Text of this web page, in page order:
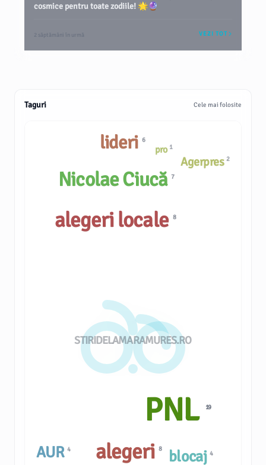
cosmice pentru toate zodiile! 🌟🔮
2 săptămâni în urmă VEZI TOT
Taguri Cele mai folosite
STIRIDELAMARAMURES.RO
alegeri 8
Agerpres 2
pro 1
alegeri locale 8
Nicolae Ciucă7
blocaj4
lideri 6
PNL 19
AUR4